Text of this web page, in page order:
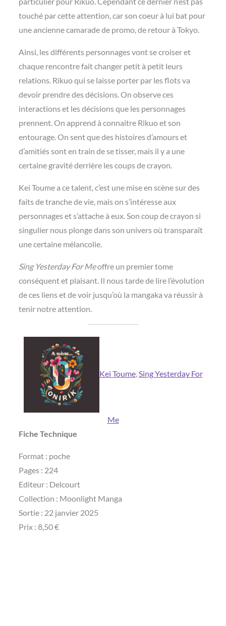
touché par cette attention, car son coeur à lui bat pour
une ancienne camarade de promo, de retour à Tokyo.
Ainsi, les différents personnages vont se croiser et
chaque rencontre fait changer petit à petit leurs
relations. Rikuo qui se laisse porter par les flots va
devoir prendre des décisions. On observe ces
interactions et les décisions que les personnages
prennent. On apprend à connaitre Rikuo et son
entourage. On sent que des histoires d’amours et
d’amitiés sont en train de se tisser, mais il y a une
certaine gravité derrière les coups de crayon.
Kei Toume a ce talent, c’est une mise en scène sur des
faits de tranche de vie, mais on s’intéresse aux
personnages et s’attache à eux. Son coup de crayon si
singulier nous plonge dans son univers où transparaît
une certaine mélancolie.
Sing Yesterday For Meoffre un premier tome
conséquent et plaisant. Il nous tarde de lire l’évolution
de ces liens et de voir jusqu’où la mangaka va réussir à
tenir notre attention.
Kei Toume, Sing Yesterday For
Me
Fiche Technique
Format : poche
Pages : 224
Editeur : Delcourt
Collection : Moonlight Manga
Sortie : 22 janvier 2025
Prix : 8,50 €